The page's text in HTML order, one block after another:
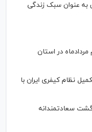
به عنوان سبک زندگی
مردادماه در استان
نظام کیفری ایران با
سعادتمندانه